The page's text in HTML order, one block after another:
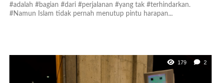
#adalah #bagian #dari #perjalanan #yang tak #terhindarkan.
#Namun Islam tidak pernah menutup pintu harapan...
179 2